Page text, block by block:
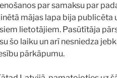
par samaksu par
mājas lapa bija publicēta
lietotājiem. Pasūtītāja
šo laiku un arī nesniedza
pārkāpumu.